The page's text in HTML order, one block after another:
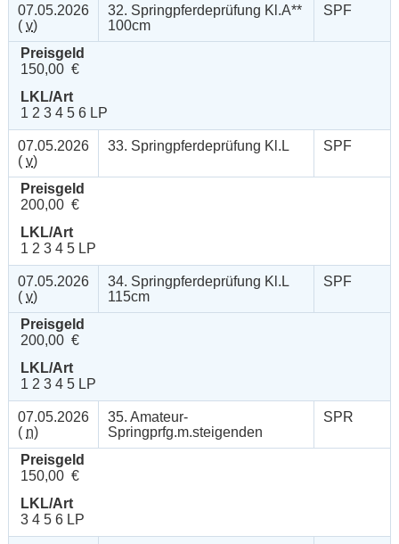
07.05.2026
( v)
32. Springpferdeprüfung Kl.A**
100cm
SPF
Preisgeld
150,00 €
LKL/Art
1 2 3 4 5 6 LP
07.05.2026
( v)
33. Springpferdeprüfung Kl.L SPF
Preisgeld
200,00 €
LKL/Art
1 2 3 4 5 LP
07.05.2026
( v)
34. Springpferdeprüfung Kl.L
115cm
SPF
Preisgeld
200,00 €
LKL/Art
1 2 3 4 5 LP
07.05.2026
( n)
35. Amateur-
Springprfg.m.steigenden
SPR
Preisgeld
150,00 €
LKL/Art
3 4 5 6 LP